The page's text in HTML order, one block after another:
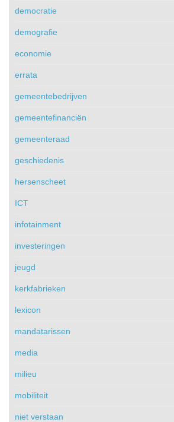
democratie
demografie
economie
errata
gemeentebedrijven
gemeentefinanciën
gemeenteraad
geschiedenis
hersenscheet
ICT
infotainment
investeringen
jeugd
kerkfabrieken
lexicon
mandatarissen
media
milieu
mobiliteit
niet verstaan